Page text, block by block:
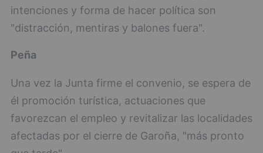
intenciones y forma de hacer política son
"distracción, mentiras y balones fuera".
Peña
Una vez la Junta firme el convenio, se espera de
él promoción turística, actuaciones que
favorezcan el empleo y revitalizar las localidades
afectadas por el cierre de Garoña, "más pronto